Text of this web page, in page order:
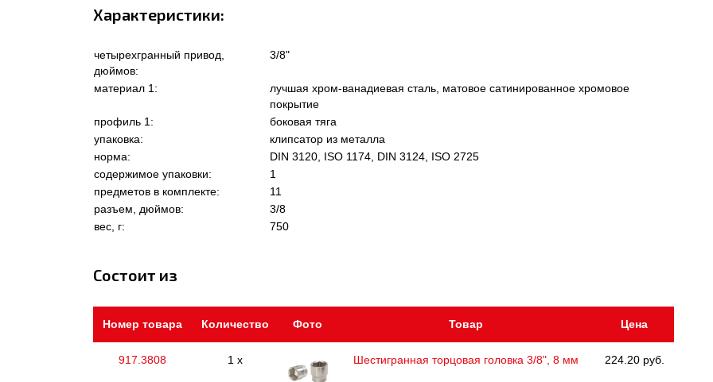
Характеристики:
четырехгранный привод,
дюймов:
3/8"
материал 1:
лучшая хром-ванадиевая сталь, матовое сатинированное хромовое
покрытие
профиль 1:
боковая тяга
упаковка:
клипсатор из металла
норма:
DIN 3120, ISO 1174, DIN 3124, ISO 2725
содержимое упаковки:
1
предметов в комплекте:
11
разъем, дюймов:
3/8
вес, г:
750
Состоит из
Номер товара Количество Фото Товар Цена
917.3808 1 x Шестигранная торцовая головка 3/8", 8 мм 224.20 руб.